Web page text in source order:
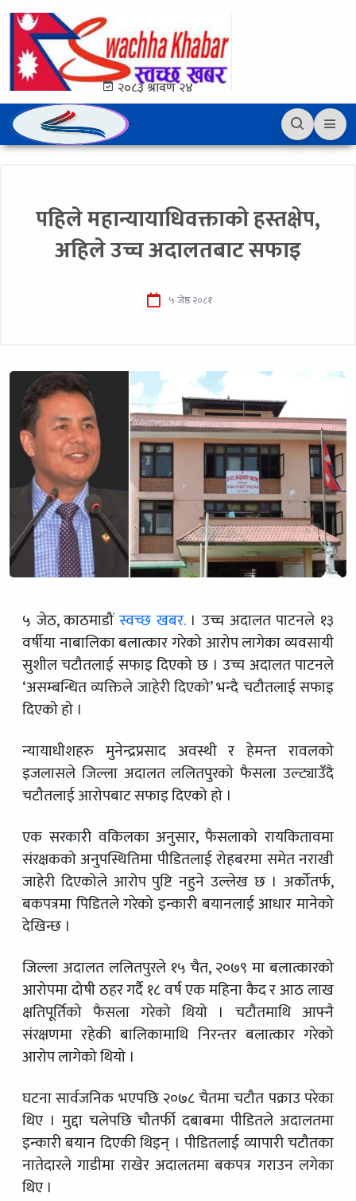
२०८३ श्रावण २४
पहिले महान्यायाधिवक्ताको हस्तक्षेप,
अहिले उच्च अदालतबाट सफाइ
५ जेष्ठ २०८१
५ जेठ, काठमाडौंस्वच्छ खबर.। उच्च अदालत पाटनले १३
वर्षीया नाबालिका बलात्कार गरेको आरोप लागेका व्यवसायी
सुशील चटौतलाई सफाइ दिएको छ । उच्च अदालत पाटनले
‘असम्बन्धित व्यक्तिले जाहेरी दिएको’ भन्दै चटौतलाई सफाइ
दिएको हो ।
न्यायाधीशहरु मुनेन्द्रप्रसाद अवस्थी र हेमन्त रावलको
इजलासले जिल्ला अदालत ललितपुरको फैसला उल्ट्याउँदै
चटौतलाई आरोपबाट सफाइ दिएको हो ।
एक सरकारी वकिलका अनुसार, फैसलाको रायकितावमा
संरक्षकको अनुपस्थितिमा पीडितलाई रोहबरमा समेत नराखी
जाहेरी दिएकोले आरोप पुष्टि नहुने उल्लेख छ । अर्कोतर्फ,
बकपत्रमा पिडितले गरेको इन्कारी बयानलाई आधार मानेको
देखिन्छ ।
जिल्ला अदालत ललितपुरले १५ चैत, २०७९ मा बलात्कारको
आरोपमा दोषी ठहर गर्दै १८ वर्ष एक महिना कैद र आठ लाख
क्षतिपूर्तिको फैसला गरेको थियो । चटौतमाथि आफ्नै
संरक्षणमा रहेकी बालिकामाथि निरन्तर बलात्कार गरेको
आरोप लागेको थियो ।
घटना सार्वजनिक भएपछि २०७८ चैतमा चटौत पक्राउ परेका
थिए । मुद्दा चलेपछि चौतर्फी दबाबमा पीडितले अदालतमा
इन्कारी बयान दिएकी थिइन् । पीडितलाई व्यापारी चटौतका
नातेदारले गाडीमा राखेर अदालतमा बकपत्र गराउन लगेका
थिए ।